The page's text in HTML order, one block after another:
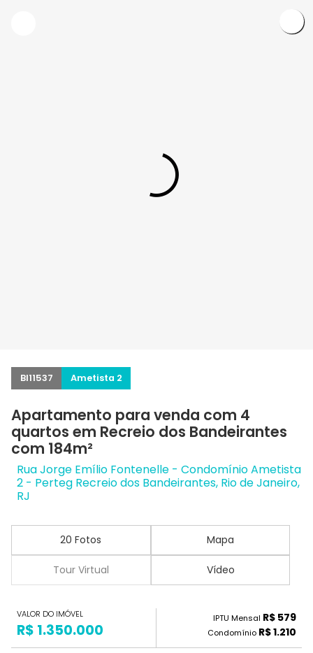
BI11537 Ametista 2
Apartamento para venda com 4
quartos em Recreio dos Bandeirantes
com 184m²
Rua Jorge Emílio Fontenelle - Condomínio Ametista
2 - Perteg Recreio dos Bandeirantes, Rio de Janeiro,
RJ
20 Fotos Mapa
Tour Virtual Vídeo
VALOR DO IMÓVEL
R$ 1.350.000
IPTU Mensal R$ 579
Condomínio R$ 1.210